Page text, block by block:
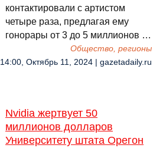
контактировали с артистом
четыре раза, предлагая ему
гонорары от 3 до 5 миллионов …
Общество, регионы
14:00, Октябрь 11, 2024 | gazetadaily.ru
Nvidia жертвует 50
миллионов долларов
Университету штата Орегон